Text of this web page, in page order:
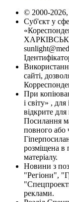
© 2000-2026,
Суб'єкт у
сайті,
При
і світу» ,
відкрите
Посилання
повного або
розміщена в
матеріалу.
Новини з
"Регіони",
реклами.